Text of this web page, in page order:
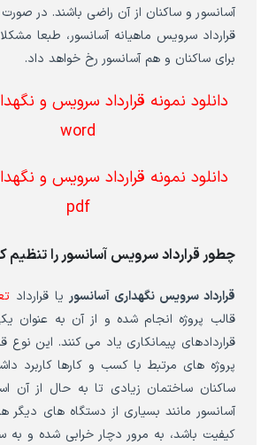
آسانسور و ساکنان از آن راضی باشند. در صورت
قرارداد سرویس ماهیانه آسانسور، طبعا
برای ساکنان و هم آسانسور رخ خواهد داد.
دانلود نمونه قرارداد سرویس و
word
دانلود نمونه قرارداد سرویس و
pdf
چطور قرارداد سرویس آسانسور را تنظیم
قرارداد سرویس نگهداری آسانسوریا قرارداد
قالب پروژه انجام شده و از آن به عنوان
قراردادهای پیمانکاری یاد می کنند. این نوع
پروژه های مرتبط با کسب و کارها کاربرد
ساکنان ساختمان زیادی تا به حال از آن
آسانسور مانند بسیاری از دستگاه های دیگر
کیفیت باشد، به مرور دچار خرابی شده و